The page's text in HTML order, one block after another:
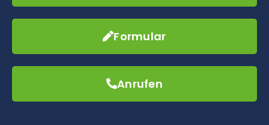
Formular
Anrufen